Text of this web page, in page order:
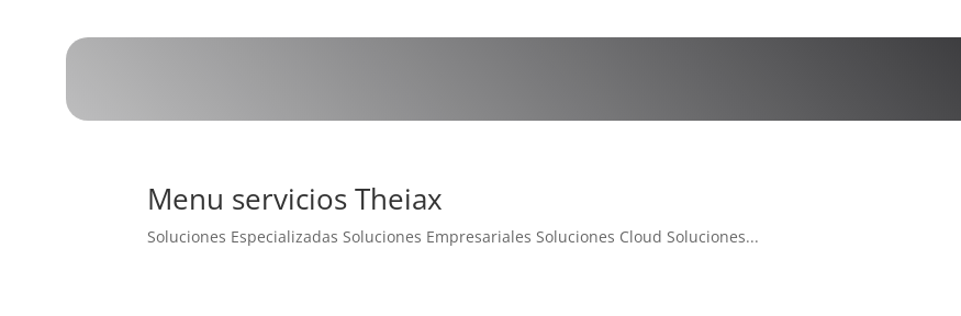
Menu servicios Theiax
Soluciones Especializadas Soluciones Empresariales Soluciones Cloud Soluciones...